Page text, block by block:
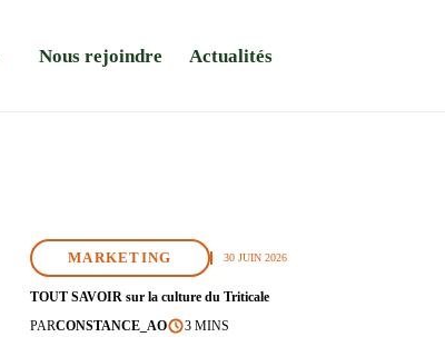
Nous rejoindre Actualités
MARKETING 30 JUIN 2026
TOUT SAVOIR sur la culture du Triticale
PARCONSTANCE_AO 3 MINS